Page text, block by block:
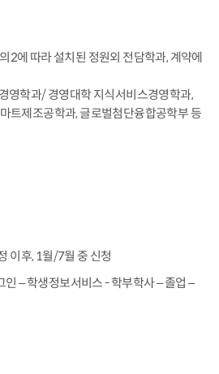
2에 따라 설치된 정원외 전담학과, 계약에
영학과/ 경영대학 지식서비스경영학과,
트제조공학과, 글로벌첨단융합공학부 등
이후, 1월/7월 중 신청
인 – 학생정보서비스 - 학부학사 – 졸업 –